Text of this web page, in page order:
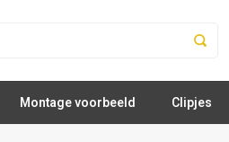
Montage voorbeeld Clipjes